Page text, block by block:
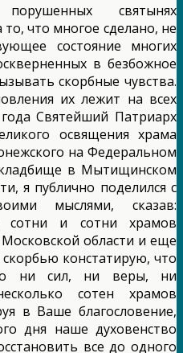
святынях
что многое сделано, не
состояние многих
в безбожное
скорбные чувства.
их лежит на всех
Святейший Патриарх
освящения храма
на Федеральном
в Мытищинском
я публично поделился с
мыслями, сказав:
и сотни храмов
области и еще
констатирую, что
ни сил, ни веры, ни
сотен храмов
в Ваше благословение,
дня наше духовенство
все до одного